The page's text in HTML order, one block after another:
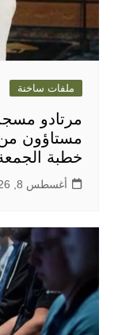
ملفات ساخنة
مرتادو
مستاؤون من
خطبة
أغسطس 8, 2026